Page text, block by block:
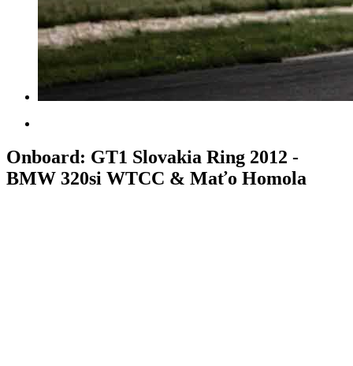
Onboard: GT1 Slovakia Ring 2012 -
BMW 320si WTCC & Maťo Homola